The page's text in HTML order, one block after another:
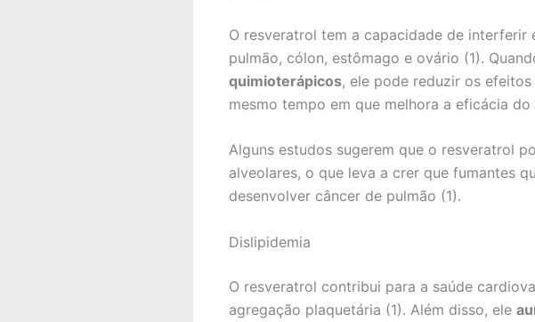
O resveratrol tem a capacidade de
pulmão, cólon, estômago e ovário (1).
quimioterápicos, ele pode reduzir os
mesmo tempo em que melhora a eficácia
Alguns estudos sugerem que o resveratrol
alveolares, o que leva a crer que fumantes
desenvolver câncer de pulmão (1).
Dislipidemia
O resveratrol contribui para a saúde
agregação plaquetária (1). Além disso, ele